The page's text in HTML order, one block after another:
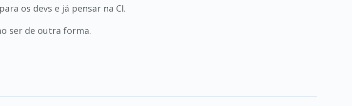
os devs e já pensar na CI.
ser de outra forma.